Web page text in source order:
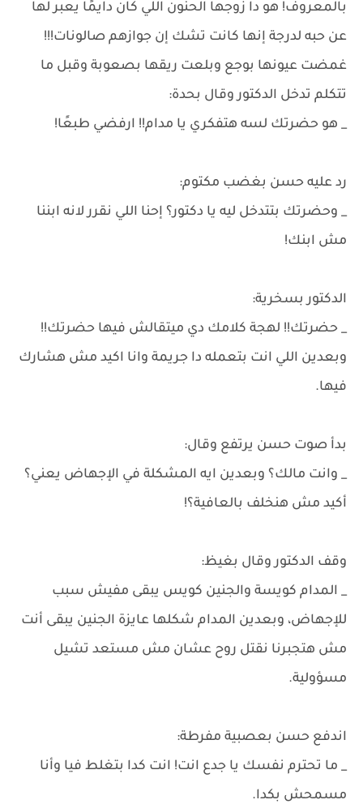
بالمعروف! هو دا زوجها الحنون اللي كان دايمًا يعبر لها
عن حبه لدرجة إنها كانت تشك إن جوازهم صالونات!!!
غمضت عيونها بوجع وبلعت ريقها بصعوبة وقبل ما
تتكلم تدخل الدكتور وقال بحدة:
_ هو حضرتك لسه هتفكري يا مدام!! ارفضي طبعًا!
رد عليه حسن بغضب مكتوم:
_ وحضرتك بتتدخل ليه يا دكتور؟ إحنا اللي نقرر لانه ابننا
مش ابنك!
الدكتور بسخرية:
_ حضرتك!! لهجة كلامك دي ميتقالش فيها حضرتك!!
وبعدين اللي انت بتعمله دا جريمة وانا اكيد مش هشارك
فيها.
بدأ صوت حسن يرتفع وقال:
_ وانت مالك؟ وبعدين ايه المشكلة في الإجهاض يعني؟
أكيد مش هنخلف بالعافية؟!
وقف الدكتور وقال بغيظ:
_ المدام كويسة والجنين كويس يبقى مفيش سبب
للإجهاض، وبعدين المدام شكلها عايزة الجنين يبقى أنت
مش هتجبرنا نقتل روح عشان مش مستعد تشيل
مسؤولية.
اندفع حسن بعصبية مفرطة:
_ ما تحترم نفسك يا جدع انت! انت كدا بتغلط فيا وأنا
مسمحش بكدا.